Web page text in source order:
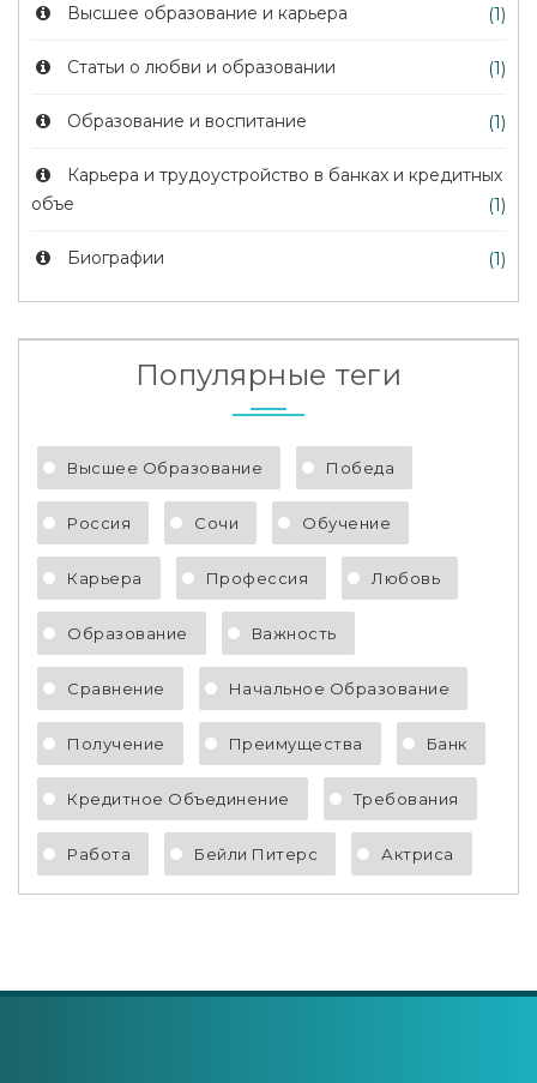
Высшее образование и карьера (1)
Статьи о любви и образовании (1)
Образование и воспитание (1)
Карьера и трудоустройство в банках и кредитных
объе
(1)
Биографии (1)
Популярные теги
Высшее Образование Победа
Россия Сочи Обучение
Карьера Профессия Любовь
Образование Важность
Сравнение Начальное Образование
Получение Преимущества Банк
Кредитное Объединение Требования
Работа Бейли Питерс Актриса